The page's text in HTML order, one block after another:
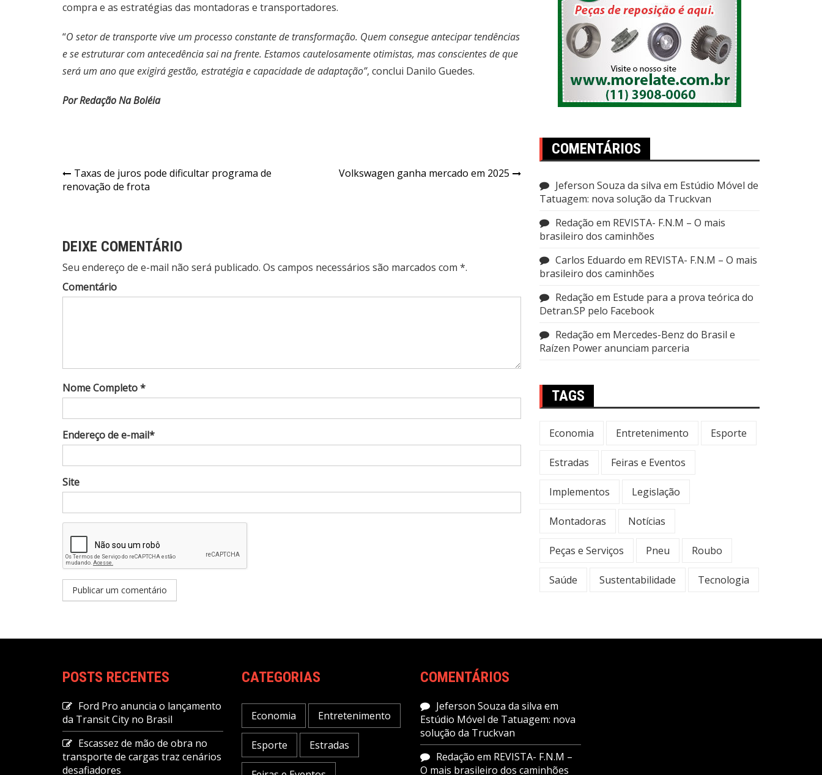
compra e as estratégias das montadoras e transportadores.
“O setor de transporte vive um processo constante de transformação. Quem consegue antecipar tendências
e se estruturar com antecedência sai na frente. Estamos cautelosamente otimistas, mas conscientes de que
será um ano que exigirá gestão, estratégia e capacidade de adaptação”, conclui Danilo Guedes.
Por Redação Na Boléia
Navegação
de
Taxas de juros pode dificultar programa de
renovação de frota
Volkswagen ganha mercado em 2025
DEIXE COMENTÁRIO
Seu endereço de e-mail não será publicado. Os campos necessários são marcados com *.
Comentário
Nome Completo *
Endereço de e-mail*
Site
COMENTÁRIOS
Jeferson Souza da silva em Estúdio Móvel de
Tatuagem: nova solução da Truckvan
Redação em REVISTA- F.N.M – O mais
brasileiro dos caminhões
Carlos Eduardo em REVISTA- F.N.M – O mais
brasileiro dos caminhões
Redação em Estude para a prova teórica do
Detran.SP pelo Facebook
Redação em Mercedes-Benz do Brasil e
Raízen Power anunciam parceria
TAGS
Economia Entretenimento Esporte
Estradas Feiras e Eventos
Implementos Legislação
Montadoras Notícias
Peças e Serviços Pneu Roubo
Saúde Sustentabilidade Tecnologia
POSTS RECENTES
Ford Pro anuncia o lançamento
da Transit City no Brasil
Escassez de mão de obra no
transporte de cargas traz cenários
desafiadores
CATEGORIAS
Economia Entretenimento
Esporte Estradas
COMENTÁRIOS
Jeferson Souza da silva em
Estúdio Móvel de Tatuagem: nova
solução da Truckvan
Redação em REVISTA- F.N.M –
O mais brasileiro dos caminhões